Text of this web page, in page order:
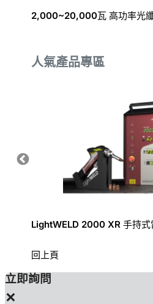
2,000~20,000瓦 高功率光
人氣產品專區
LightWELD 2000 XR 手持式
回上頁
立即詢問
×